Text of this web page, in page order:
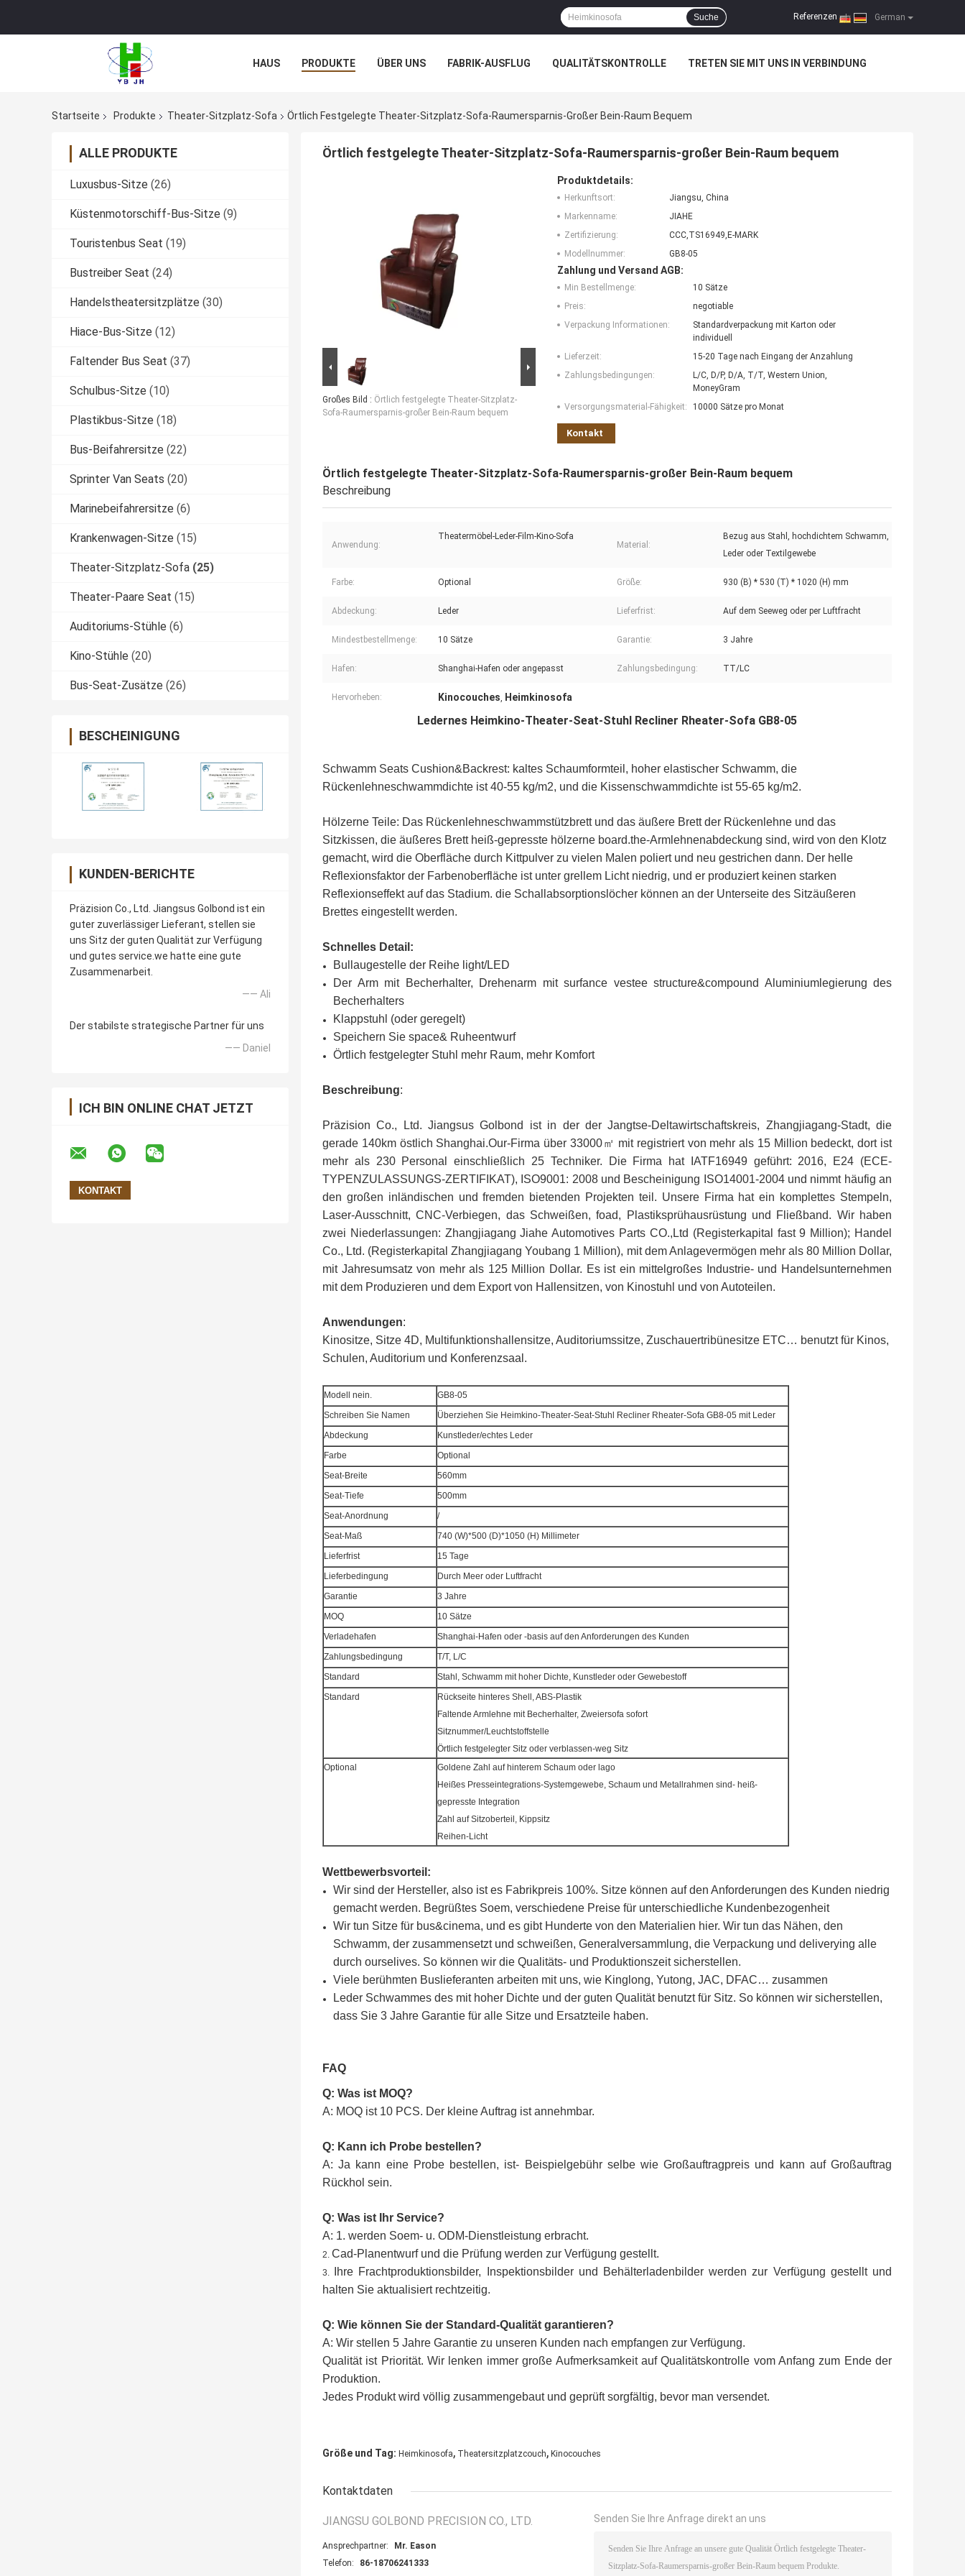
German
Referenzen |
Suche
HAUS PRODUKTE ÜBER UNS FABRIK-AUSFLUG QUALITÄTSKONTROLLE TRETEN SIE MIT UNS IN VERBINDUNG
Startseite
Produkte Theater-Sitzplatz-Sofa Örtlich Festgelegte Theater-Sitzplatz-Sofa-Raumersparnis-Großer Bein-Raum Bequem
ALLE PRODUKTE
Luxusbus-Sitze (26)
Küstenmotorschiff-Bus-Sitze (9)
Touristenbus Seat (19)
Bustreiber Seat (24)
Handelstheatersitzplätze (30)
Hiace-Bus-Sitze (12)
Faltender Bus Seat (37)
Schulbus-Sitze (10)
Plastikbus-Sitze (18)
Bus-Beifahrersitze (22)
Sprinter Van Seats (20)
Marinebeifahrersitze (6)
Krankenwagen-Sitze (15)
Theater-Sitzplatz-Sofa (25)
Theater-Paare Seat (15)
Auditoriums-Stühle (6)
Kino-Stühle (20)
Bus-Seat-Zusätze (26)
BESCHEINIGUNG
KUNDEN-BERICHTE
Präzision Co., Ltd. Jiangsus Golbond ist ein
guter zuverlässiger Lieferant, stellen sie
uns Sitz der guten Qualität zur Verfügung
und gutes service.we hatte eine gute
Zusammenarbeit.
—— Ali
Der stabilste strategische Partner für uns
—— Daniel
ICH BIN ONLINE CHAT JETZT
Örtlich festgelegte Theater-Sitzplatz-Sofa-Raumersparnis-großer Bein-Raum bequem
Großes Bild : Örtlich festgelegte Theater-Sitzplatz-
Sofa-Raumersparnis-großer Bein-Raum bequem
Produktdetails:
Herkunftsort:
Jiangsu, China
Markenname:
JIAHE
Zertifizierung:
CCC,TS16949,E-MARK
Modellnummer:
GB8-05
Zahlung und Versand AGB:
Min Bestellmenge:
10 Sätze
Preis:
negotiable
Verpackung Informationen:
Standardverpackung mit Karton oder
individuell
Lieferzeit:
15-20 Tage nach Eingang der Anzahlung
Zahlungsbedingungen:
L/C, D/P, D/A, T/T, Western Union,
MoneyGram
Versorgungsmaterial-Fähigkeit:
10000 Sätze pro Monat
Kontakt
Örtlich festgelegte Theater-Sitzplatz-Sofa-Raumersparnis-großer Bein-Raum bequem
Beschreibung
Anwendung:
Theatermöbel-Leder-Film-Kino-Sofa
Material:
Bezug aus Stahl, hochdichtem Schwamm,
Leder oder Textilgewebe
Farbe: Optional Größe: 930 (B) * 530 (T) * 1020 (H) mm
Abdeckung: Leder Lieferfrist: Auf dem Seeweg oder per Luftfracht
Mindestbestellmenge: 10 Sätze Garantie: 3 Jahre
Hafen: Shanghai-Hafen oder angepasst Zahlungsbedingung: TT/LC
Hervorheben: Kinocouches, Heimkinosofa
Ledernes Heimkino-Theater-Seat-Stuhl Recliner Rheater-Sofa GB8-05
Schwamm Seats Cushion&Backrest: kaltes Schaumformteil, hoher elastischer Schwamm, die
Rückenlehneschwammdichte ist 40-55 kg/m2, und die Kissenschwammdichte ist 55-65 kg/m2.
Hölzerne Teile: Das Rückenlehneschwammstützbrett und das äußere Brett der Rückenlehne und das
Sitzkissen, die äußeres Brett heiß-gepresste hölzerne board.the-Armlehnenabdeckung sind, wird von den Klotz
gemacht, wird die Oberfläche durch Kittpulver zu vielen Malen poliert und neu gestrichen dann. Der helle
Reflexionsfaktor der Farbenoberfläche ist unter grellem Licht niedrig, und er produziert keinen starken
Reflexionseffekt auf das Stadium. die Schallabsorptionslöcher können an der Unterseite des Sitzäußeren
Brettes eingestellt werden.
Schnelles Detail:
Bullaugestelle der Reihe light/LED
Der Arm mit Becherhalter, Drehenarm mit surfance vestee structure&compound Aluminiumlegierung des
Becherhalters
Klappstuhl (oder geregelt)
Speichern Sie space& Ruheentwurf
Örtlich festgelegter Stuhl mehr Raum, mehr Komfort
Beschreibung:
Präzision Co., Ltd. Jiangsus Golbond ist in der der Jangtse-Deltawirtschaftskreis, Zhangjiagang-Stadt, die
gerade 140km östlich Shanghai.Our-Firma über 33000㎡ mit registriert von mehr als 15 Million bedeckt, dort ist
mehr als 230 Personal einschließlich 25 Techniker. Die Firma hat IATF16949 geführt: 2016, E24 (ECE-
TYPENZULASSUNGS-ZERTIFIKAT), ISO9001: 2008 und Bescheinigung ISO14001-2004 und nimmt häufig an
den großen inländischen und fremden bietenden Projekten teil. Unsere Firma hat ein komplettes Stempeln,
Laser-Ausschnitt, CNC-Verbiegen, das Schweißen, foad, Plastiksprühausrüstung und Fließband. Wir haben
zwei Niederlassungen: Zhangjiagang Jiahe Automotives Parts CO.,Ltd (Registerkapital fast 9 Million); Handel
Co., Ltd. (Registerkapital Zhangjiagang Youbang 1 Million), mit dem Anlagevermögen mehr als 80 Million Dollar,
mit Jahresumsatz von mehr als 125 Million Dollar. Es ist ein mittelgroßes Industrie- und Handelsunternehmen
mit dem Produzieren und dem Export von Hallensitzen, von Kinostuhl und von Autoteilen.
Anwendungen:
Kinositze, Sitze 4D, Multifunktionshallensitze, Auditoriumssitze, Zuschauertribünesitze ETC… benutzt für Kinos,
Schulen, Auditorium und Konferenzsaal.
Modell nein.
GB8-05
Schreiben Sie Namen
Überziehen Sie Heimkino-Theater-Seat-Stuhl Recliner Rheater-Sofa GB8-05 mit Leder
Abdeckung
Kunstleder/echtes Leder
Farbe
Optional
Seat-Breite
560mm
Seat-Tiefe
500mm
Seat-Anordnung
/
Seat-Maß
740 (W)*500 (D)*1050 (H) Millimeter
Lieferfrist
15 Tage
Lieferbedingung
Durch Meer oder Luftfracht
Garantie
3 Jahre
MOQ
10 Sätze
Verladehafen
Shanghai-Hafen oder -basis auf den Anforderungen des Kunden
Zahlungsbedingung
T/T, L/C
Standard
Stahl, Schwamm mit hoher Dichte, Kunstleder oder Gewebestoff
Standard
Rückseite hinteres Shell, ABS-Plastik
Faltende Armlehne mit Becherhalter, Zweiersofa sofort
Sitznummer/Leuchtstoffstelle
Örtlich festgelegter Sitz oder verblassen-weg Sitz
Optional
Goldene Zahl auf hinterem Schaum oder lago
Heißes Presseintegrations-Systemgewebe, Schaum und Metallrahmen sind- heiß-
gepresste Integration
Zahl auf Sitzoberteil, Kippsitz
Reihen-Licht
Wettbewerbsvorteil:
Wir sind der Hersteller, also ist es Fabrikpreis 100%. Sitze können auf den Anforderungen des Kunden niedrig
gemacht werden. Begrüßtes Soem, verschiedene Preise für unterschiedliche Kundenbezogenheit
Wir tun Sitze für bus&cinema, und es gibt Hunderte von den Materialien hier. Wir tun das Nähen, den
Schwamm, der zusammensetzt und schweißen, Generalversammlung, die Verpackung und deliverying alle
durch ourselives. So können wir die Qualitäts- und Produktionszeit sicherstellen.
Viele berühmten Buslieferanten arbeiten mit uns, wie Kinglong, Yutong, JAC, DFAC… zusammen
Leder Schwammes des mit hoher Dichte und der guten Qualität benutzt für Sitz. So können wir sicherstellen,
dass Sie 3 Jahre Garantie für alle Sitze und Ersatzteile haben.
FAQ
Q: Was ist MOQ?
A: MOQ ist 10 PCS. Der kleine Auftrag ist annehmbar.
Q: Kann ich Probe bestellen?
A: Ja kann eine Probe bestellen, ist- Beispielgebühr selbe wie Großauftragpreis und kann auf Großauftrag
Rückhol sein.
Q: Was ist Ihr Service?
A: 1. werden Soem- u. ODM-Dienstleistung erbracht.
2. Cad-Planentwurf und die Prüfung werden zur Verfügung gestellt.
3.
Ihre Frachtproduktionsbilder, Inspektionsbilder und Behälterladenbilder werden zur Verfügung gestellt und
halten Sie aktualisiert rechtzeitig.
Q: Wie können Sie der Standard-Qualität garantieren?
A: Wir stellen 5 Jahre Garantie zu unseren Kunden nach empfangen zur Verfügung.
Qualität ist Priorität. Wir lenken immer große Aufmerksamkeit auf Qualitätskontrolle vom Anfang zum Ende der
Produktion.
Jedes Produkt wird völlig zusammengebaut und geprüft sorgfältig, bevor man versendet.
Größe und Tag: Heimkinosofa, Theatersitzplatzcouch, Kinocouches
Kontaktdaten
JIANGSU GOLBOND PRECISION CO., LTD.
Ansprechpartner:
Mr. Eason
Telefon:
86-18706241333
Senden Sie Ihre Anfrage direkt an uns